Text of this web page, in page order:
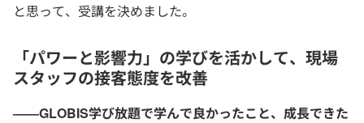
と思って、受講を決めました。
「パワーと影響力」の学びを活かして、現場
スタッフの接客態度を改善
――GLOBIS学び放題で学んで良かったこと、成長できた